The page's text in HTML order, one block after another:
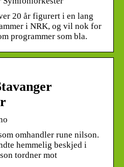
20 år figurert i en lang
i NRK, og vil nok for
programmer som bla.
omhandler rune nilson.
hemmelig beskjed i
tordner mot